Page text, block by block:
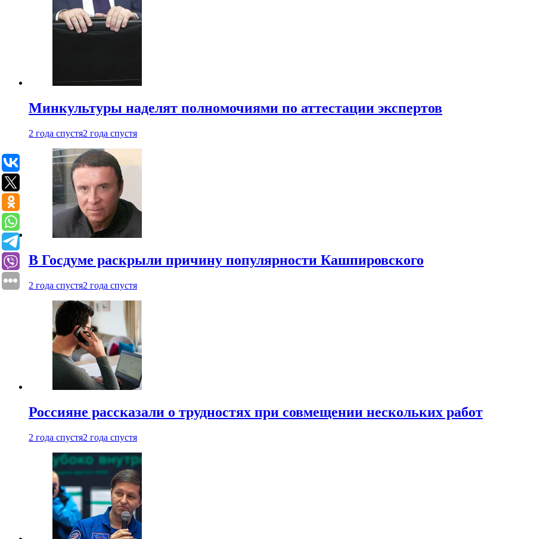
Минкультуры наделят полномочиями по аттестации экспертов
2 года спустя2 года спустя
В Госдуме раскрыли причину популярности Кашпировского
2 года спустя2 года спустя
Россияне рассказали о трудностях при совмещении нескольких работ
2 года спустя2 года спустя